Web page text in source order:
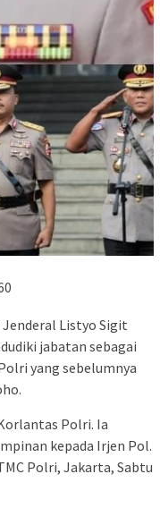
Jenderal Listyo Sigit
jabatan sebagai
yang sebelumnya
Polri. Ia
kepada Irjen Pol.
Polri, Jakarta, Sabtu